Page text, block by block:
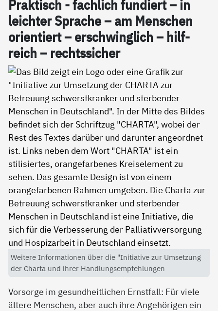
Prak­tisch - fach­lich fun­diert – in
leich­ter Spra­che – am Men­schen
ori­en­tiert – er­schwing­lich – hil­f­
reich – rechts­si­cher
Weitere Informationen über die "Initiative zur Umsetzung
der Charta und ihrer Handlungsempfehlungen
Vorsorge im gesundheitlichen Ernstfall: Für viele
ältere Menschen, aber auch ihre Angehörigen ein